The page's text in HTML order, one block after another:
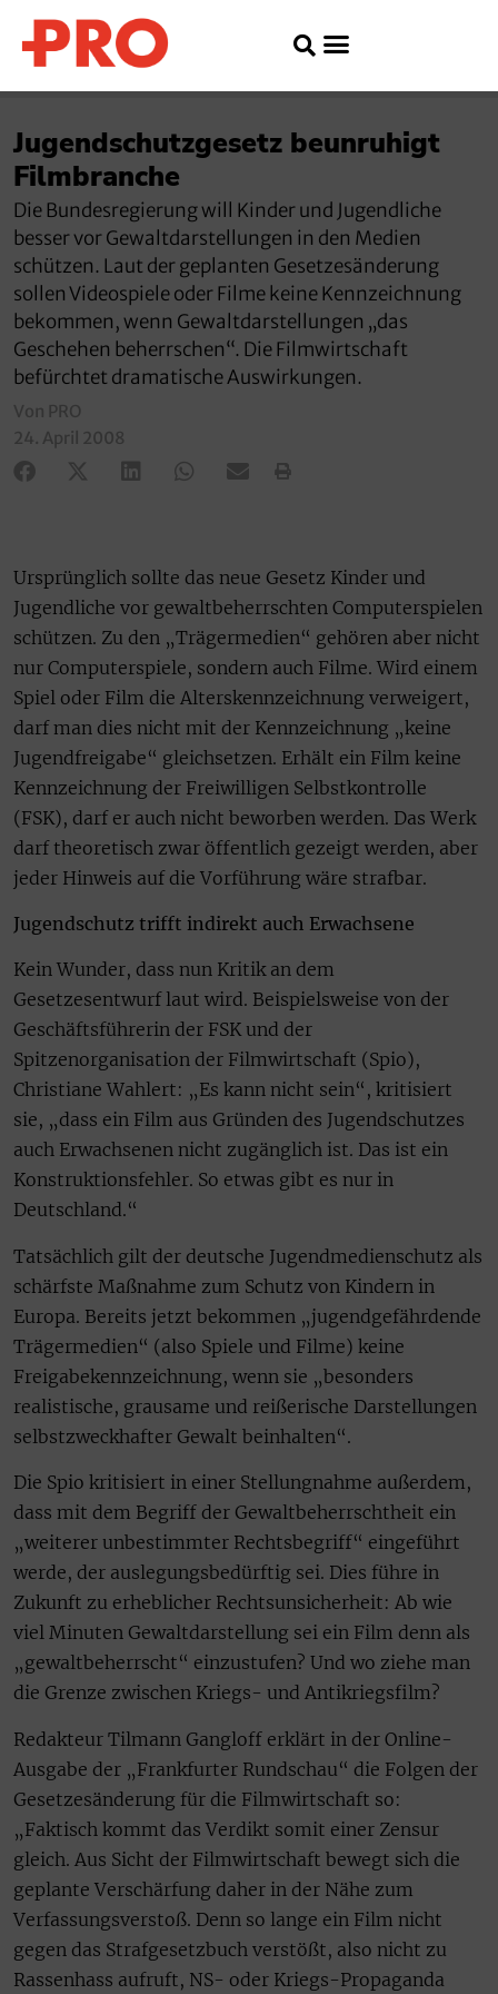
Jugendschutzgesetz beunruhigt
Filmbranche
Die Bundesregierung will Kinder und Jugendliche
besser vor Gewaltdarstellungen in den Medien
schützen. Laut der geplanten Gesetzesänderung
sollen Videospiele oder Filme keine Kennzeichnung
bekommen, wenn Gewaltdarstellungen „das
Geschehen beherrschen“. Die Filmwirtschaft
befürchtet dramatische Auswirkungen.
Von PRO
24. April 2008
Ursprünglich sollte das neue Gesetz Kinder und
Jugendliche vor gewaltbeherrschten Computerspielen
schützen. Zu den „Trägermedien“ gehören aber nicht
nur Computerspiele, sondern auch Filme. Wird einem
Spiel oder Film die Alterskennzeichnung verweigert,
darf man dies nicht mit der Kennzeichnung „keine
Jugendfreigabe“ gleichsetzen. Erhält ein Film keine
Kennzeichnung der Freiwilligen Selbstkontrolle
(FSK), darf er auch nicht beworben werden. Das Werk
darf theoretisch zwar öffentlich gezeigt werden, aber
jeder Hinweis auf die Vorführung wäre strafbar.
Jugendschutz trifft indirekt auch Erwachsene
Kein Wunder, dass nun Kritik an dem
Gesetzesentwurf laut wird. Beispielsweise von der
Geschäftsführerin der FSK und der
Spitzenorganisation der Filmwirtschaft (Spio),
Christiane Wahlert: „Es kann nicht sein“, kritisiert
sie, „dass ein Film aus Gründen des Jugendschutzes
auch Erwachsenen nicht zugänglich ist. Das ist ein
Konstruktionsfehler. So etwas gibt es nur in
Deutschland.“
Tatsächlich gilt der deutsche Jugendmedienschutz als
schärfste Maßnahme zum Schutz von Kindern in
Europa. Bereits jetzt bekommen „jugendgefährdende
Trägermedien“ (also Spiele und Filme) keine
Freigabekennzeichnung, wenn sie „besonders
realistische, grausame und reißerische Darstellungen
selbstzweckhafter Gewalt beinhalten“.
Die Spio kritisiert in einer Stellungnahme außerdem,
dass mit dem Begriff der Gewaltbeherrschtheit ein
„weiterer unbestimmter Rechtsbegriff“ eingeführt
werde, der auslegungsbedürftig sei. Dies führe in
Zukunft zu erheblicher Rechtsunsicherheit: Ab wie
viel Minuten Gewaltdarstellung sei ein Film denn als
„gewaltbeherrscht“ einzustufen? Und wo ziehe man
die Grenze zwischen Kriegs- und Antikriegsfilm?
Redakteur Tilmann Gangloff erklärt in der Online-
Ausgabe der „Frankfurter Rundschau“ die Folgen der
Gesetzesänderung für die Filmwirtschaft so:
„Faktisch kommt das Verdikt somit einer Zensur
gleich. Aus Sicht der Filmwirtschaft bewegt sich die
geplante Verschärfung daher in der Nähe zum
Verfassungsverstoß. Denn so lange ein Film nicht
gegen das Strafgesetzbuch verstößt, also nicht zu
Rassenhass aufruft, NS- oder Kriegs-Propaganda